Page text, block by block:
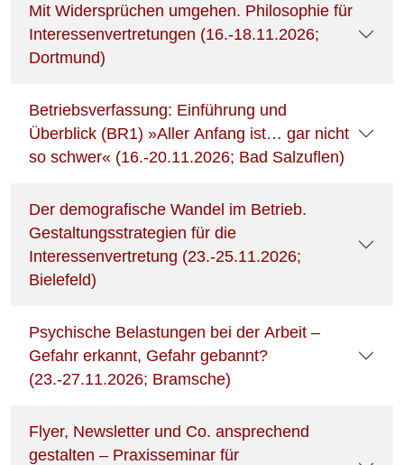
Mit Widersprüchen umgehen. Philosophie für
Interessenvertretungen (16.-18.11.2026;
Dortmund)
Betriebsverfassung: Einführung und
Überblick (BR1) »Aller Anfang ist… gar nicht
so schwer« (16.-20.11.2026; Bad Salzuflen)
Der demografische Wandel im Betrieb.
Gestaltungsstrategien für die
Interessenvertretung (23.-25.11.2026;
Bielefeld)
Psychische Belastungen bei der Arbeit –
Gefahr erkannt, Gefahr gebannt?
(23.-27.11.2026; Bramsche)
Flyer, Newsletter und Co. ansprechend
gestalten – Praxisseminar für